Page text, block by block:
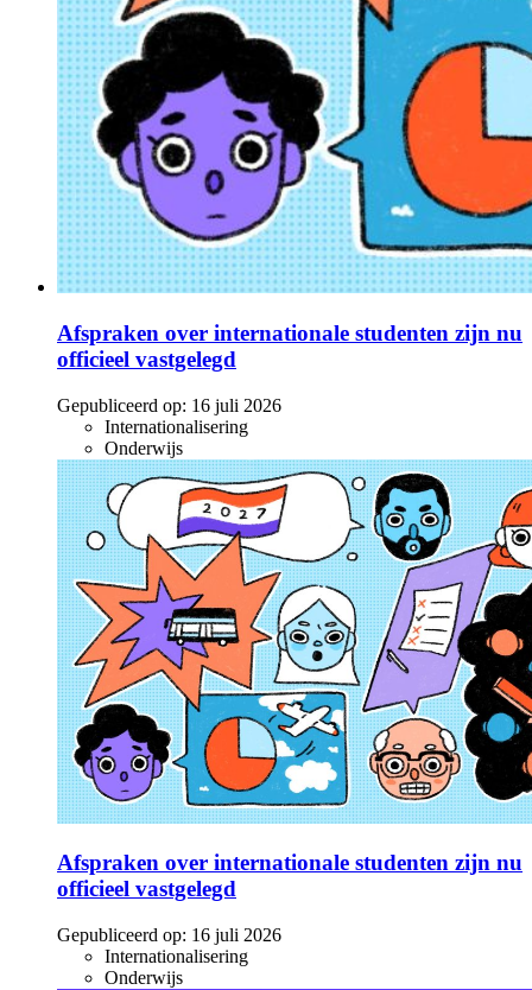
Afspraken over internationale studenten zijn nu
officieel vastgelegd
Gepubliceerd op: 16 juli 2026
Internationalisering
Onderwijs
Afspraken over internationale studenten zijn nu
officieel vastgelegd
Gepubliceerd op: 16 juli 2026
Internationalisering
Onderwijs